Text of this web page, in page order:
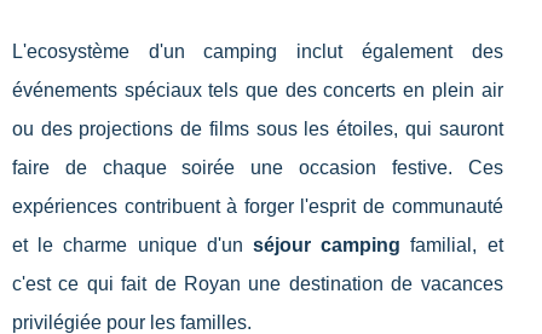
L'ecosystème d'un camping inclut également des
événements spéciaux tels que des concerts en plein air
ou des projections de films sous les étoiles, qui sauront
faire de chaque soirée une occasion festive. Ces
expériences contribuent à forger l'esprit de communauté
et le charme unique d'un séjour camping familial, et
c'est ce qui fait de Royan une destination de vacances
privilégiée pour les familles.